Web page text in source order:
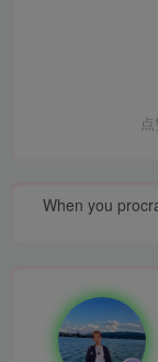
点
When you